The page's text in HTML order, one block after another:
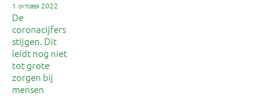
1 oktober 2022
De
coronacijfers
stijgen. Dit
leidt nog niet
tot grote
zorgen bij
mensen